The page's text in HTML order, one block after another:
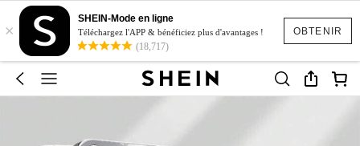
OBTENIR
×
SHEIN-Mode en ligne
Téléchargez l'APP & bénéficiez plus d'avantages !
(18,717)